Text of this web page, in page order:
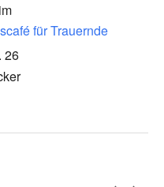
für Trauernde
26